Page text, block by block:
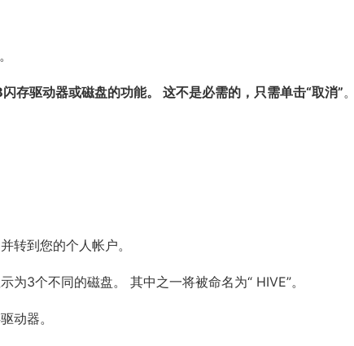
存驱动器或磁盘的功能。 这不是必需的，只需单击“取消”
转到您的个人帐户。
3个不同的磁盘。 其中之一将被命名为“ HIVE”。
动器。